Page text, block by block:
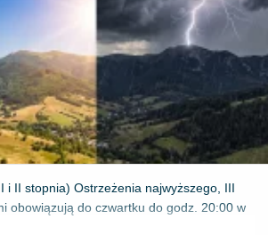
i II stopnia) Ostrzeżenia najwyższego, III
obowiązują do czwartku do godz. 20:00 w